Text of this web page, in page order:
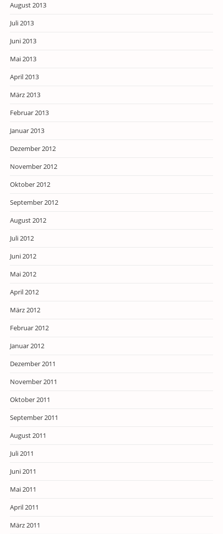
August 2013
Juli 2013
Juni 2013
Mai 2013
April 2013
März 2013
Februar 2013
Januar 2013
Dezember 2012
November 2012
Oktober 2012
September 2012
August 2012
Juli 2012
Juni 2012
Mai 2012
April 2012
März 2012
Februar 2012
Januar 2012
Dezember 2011
November 2011
Oktober 2011
September 2011
August 2011
Juli 2011
Juni 2011
Mai 2011
April 2011
März 2011